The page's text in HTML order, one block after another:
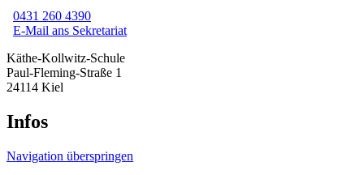
0431 260 4390
E-Mail ans Sekretariat
Käthe-Kollwitz-Schule
Paul-Fleming-Straße 1
24114 Kiel
Infos
Navigation überspringen